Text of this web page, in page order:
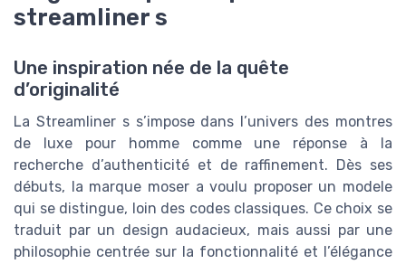
streamliner s
Une inspiration née de la quête
d’originalité
La Streamliner s s’impose dans l’univers des montres
de luxe pour homme comme une réponse à la
recherche d’authenticité et de raffinement. Dès ses
débuts, la marque moser a voulu proposer un modele
qui se distingue, loin des codes classiques. Ce choix se
traduit par un design audacieux, mais aussi par une
philosophie centrée sur la fonctionnalité et l’élégance